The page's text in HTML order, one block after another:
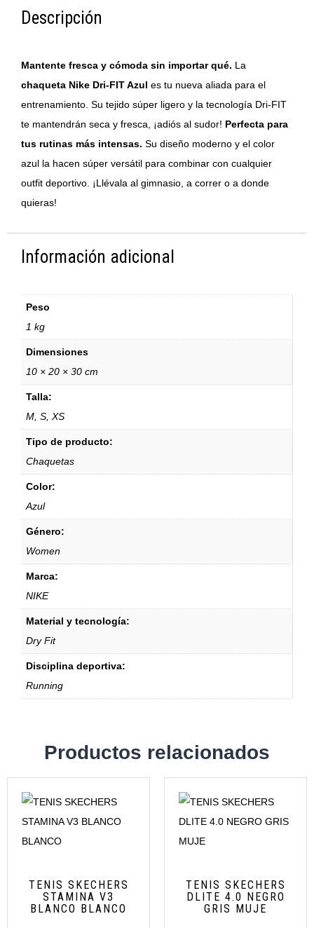
Descripción
Mantente fresca y cómoda sin importar qué. La
chaqueta Nike Dri-FIT Azul es tu nueva aliada para el
entrenamiento. Su tejido súper ligero y la tecnología Dri-FIT
te mantendrán seca y fresca, ¡adiós al sudor! Perfecta para
tus rutinas más intensas. Su diseño moderno y el color
azul la hacen súper versátil para combinar con cualquier
outfit deportivo. ¡Llévala al gimnasio, a correr o a donde
quieras!
Información adicional
Peso
1 kg
Dimensiones
10 × 20 × 30 cm
Talla:
M, S, XS
Tipo de producto:
Chaquetas
Color:
Azul
Género:
Women
Marca:
NIKE
Material y tecnología:
Dry Fit
Disciplina deportiva:
Running
Productos relacionados
TENIS SKECHERS
STAMINA V3
BLANCO BLANCO
TENIS SKECHERS
DLITE 4.0 NEGRO
GRIS MUJE